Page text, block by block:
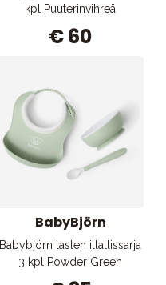
kpl Puuterinvihreä
€ 60
BabyBjörn
Babybjörn lasten illallissarja
3 kpl Powder Green